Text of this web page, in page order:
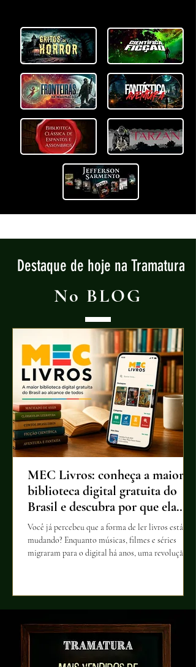
Destaque de hoje na Tramatura
No BLOG
MEC Livros: conheça a maior
biblioteca digital gratuita do
Brasil e descubra por que ela
merece sua atenção
Você já percebeu que a forma de ler livros está
mudando? Enquanto músicas, filmes e séries
migraram para o digital há anos, uma revolução
leitura no Brasil.